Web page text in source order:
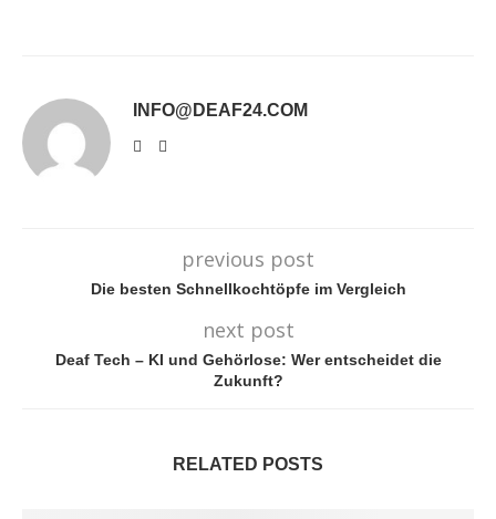
INFO@DEAF24.COM
previous post
Die besten Schnellkochtöpfe im Vergleich
next post
Deaf Tech – KI und Gehörlose: Wer entscheidet die
Zukunft?
RELATED POSTS